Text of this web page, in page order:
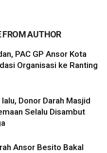
FROM AUTHOR
PAC GP Ansor Kota
Organisasi ke Ranting
Donor Darah Masjid
Selalu Disambut
Ansor Besito Bakal